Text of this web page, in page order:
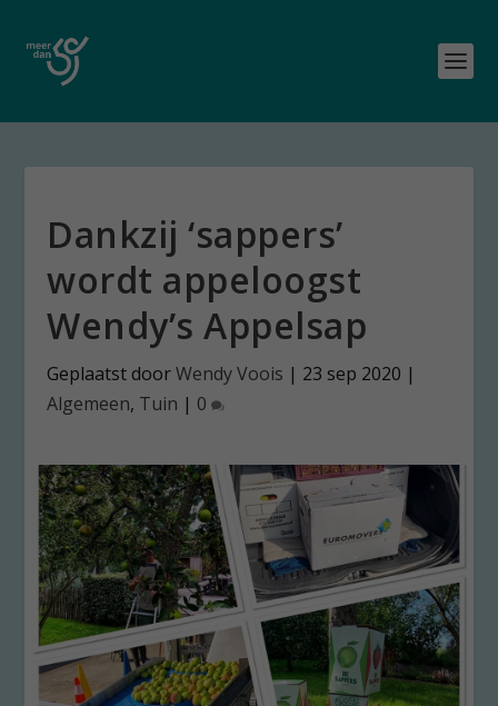
Dankzij ‘sappers’
wordt appeloogst
Wendy’s Appelsap
Geplaatst doorWendy Voois | 23 sep 2020 |
Algemeen, Tuin | 0